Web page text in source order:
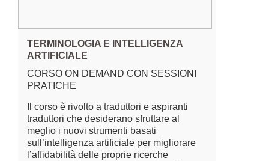
TERMINOLOGIA E INTELLIGENZA
ARTIFICIALE
CORSO ON DEMAND CON SESSIONI
PRATICHE
Il corso è rivolto a traduttori e aspiranti
traduttori che desiderano sfruttare al
meglio i nuovi strumenti basati
sull’intelligenza artificiale per migliorare
l’affidabilità delle proprie ricerche